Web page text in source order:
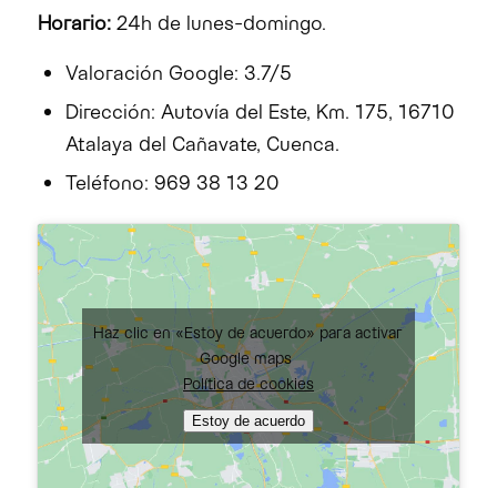
Horario:24h de lunes-domingo.
Valoración Google: 3.7/5
Dirección: Autovía del Este, Km. 175, 16710
Atalaya del Cañavate, Cuenca.
Teléfono: 969 38 13 20
Haz clic en «Estoy de acuerdo» para activar
Google maps
Política de cookies
Estoy de acuerdo